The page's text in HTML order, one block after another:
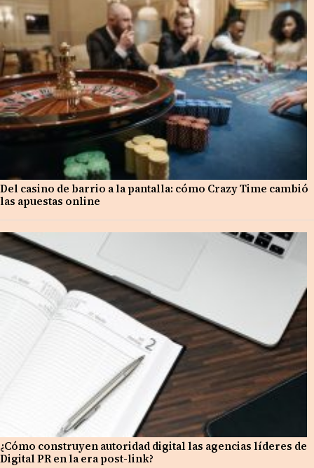
Del casino de barrio a la pantalla: cómo Crazy Time cambió
las apuestas online
¿Cómo construyen autoridad digital las agencias líderes de
Digital PR en la era post-link?